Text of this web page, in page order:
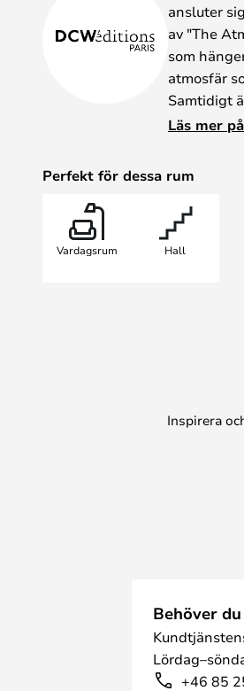
ansluter
av "The
som
atmosfär
Samtidigt
lampans
lampor
Läs mer
Perfekt för dessa rum
Vardagsrum Hall
Inspirera
Behöver
+46 85